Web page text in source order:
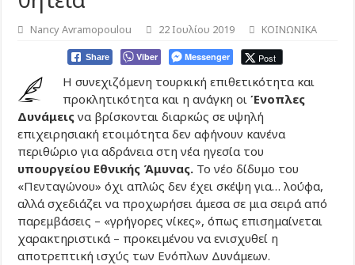
Nancy Avramopoulou 22 Ιουλίου 2019 ΚΟΙΝΩΝΙΚΑ
Share Viber Messenger Post
Η συνεχιζόμενη τουρκική επιθετικότητα και
προκλητικότητα και η ανάγκη οιΈνοπλες
Δυνάμεις να βρίσκονται διαρκώς σε υψηλή
επιχειρησιακή ετοιμότητα δεν αφήνουν κανένα
περιθώριο για αδράνεια στη νέα ηγεσία του
υπουργείου Εθνικής Άμυνας. Το νέο δίδυμο του
«Πενταγώνου» όχι απλώς δεν έχει σκέψη για… λούφα,
αλλά σχεδιάζει να προχωρήσει άμεσα σε μια σειρά από
παρεμβάσεις – «γρήγορες νίκες», όπως επισημαίνεται
χαρακτηριστικά – προκειμένου να ενισχυθεί η
αποτρεπτική ισχύς των Ενόπλων Δυνάμεων.